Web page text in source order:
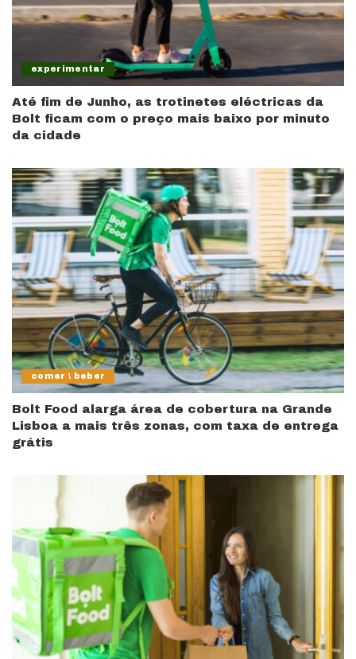
experimentar
Até fim de Junho, as trotinetes eléctricas da
Bolt ficam com o preço mais baixo por minuto
da cidade
comer \ beber
Bolt Food alarga área de cobertura na Grande
Lisboa a mais três zonas, com taxa de entrega
grátis